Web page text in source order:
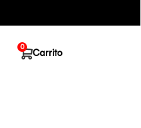
Carrito
0